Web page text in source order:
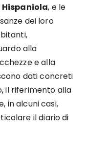
Hispaniola, e le
dei loro
alla
e alla
dati concreti
il riferimento alla
in alcuni casi,
ildiario di